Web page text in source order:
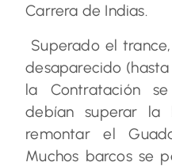
Carrera de Indias.
Superado el
desaparecido (hasta
la Contratación
debían superar
remontar el
Muchos barcos se